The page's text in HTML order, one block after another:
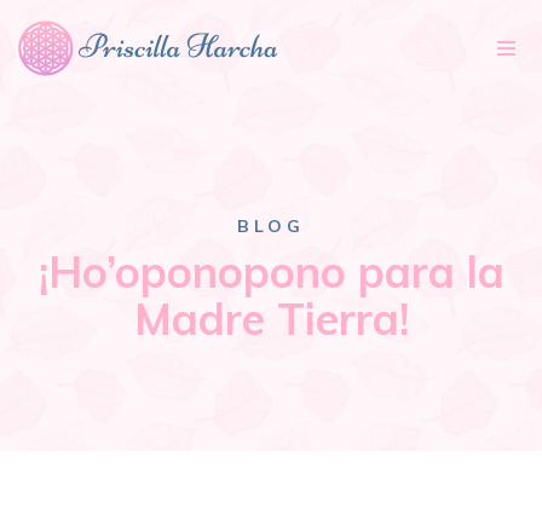
BLOG
¡Ho’oponopono para la
Madre Tierra!